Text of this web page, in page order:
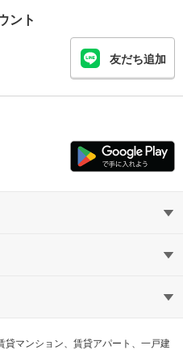
ント
友だち追加
希望の条件から探す
中古マンション
教えて！住まいの先生
マンション、賃貸アパート、一戸建